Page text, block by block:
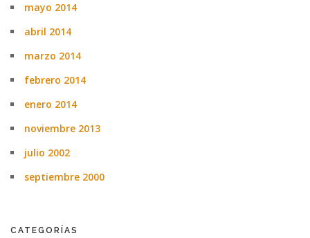
mayo 2014
abril 2014
marzo 2014
febrero 2014
enero 2014
noviembre 2013
julio 2002
septiembre 2000
CATEGORÍAS